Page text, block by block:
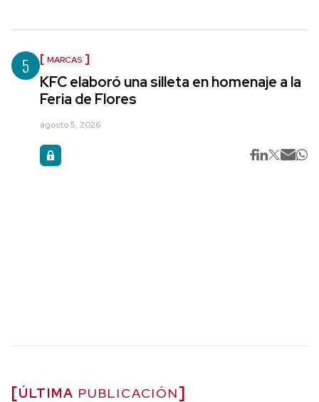
5 MARCAS
KFC elaboró una silleta en homenaje a la
Feria de Flores
agosto 5, 2026
ÚLTIMA PUBLICACIÓN